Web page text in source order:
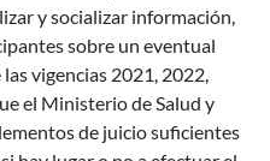
y socializar información,
sobre un eventual
vigencias 2021, 2022,
el Ministerio de Salud y
de juicio suficientes